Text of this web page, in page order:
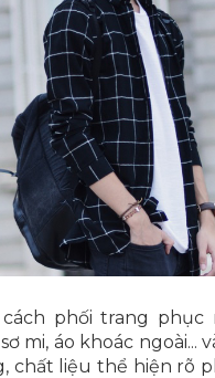
cách phối trang
mi, áo khoác ngoài...
chất liệu thể hiện rõ